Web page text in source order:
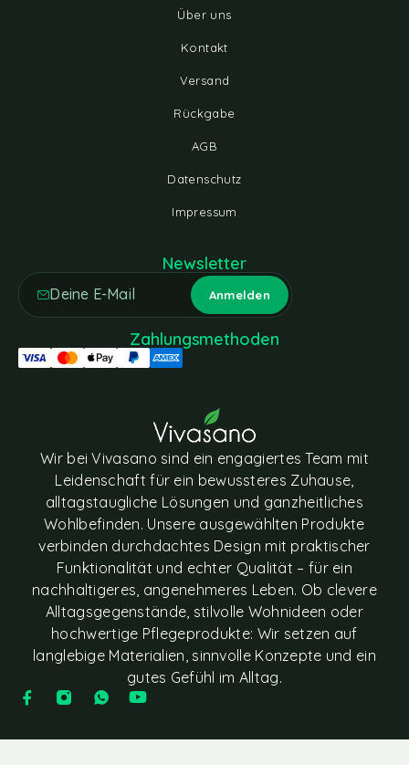
Über uns
Kontakt
Versand
Rückgabe
AGB
Datenschutz
Impressum
Wir bei Vivasano sind ein engagiertes Team mit
Leidenschaft für ein bewussteres Zuhause,
alltagstaugliche Lösungen und ganzheitliches
Wohlbefinden. Unsere ausgewählten Produkte
verbinden durchdachtes Design mit praktischer
Funktionalität und echter Qualität – für ein
nachhaltigeres, angenehmeres Leben. Ob clevere
Alltagsgegenstände, stilvolle Wohnideen oder
hochwertige Pflegeprodukte: Wir setzen auf
langlebige Materialien, sinnvolle Konzepte und ein
gutes Gefühl im Alltag.
Newsletter
Zahlungsmethoden